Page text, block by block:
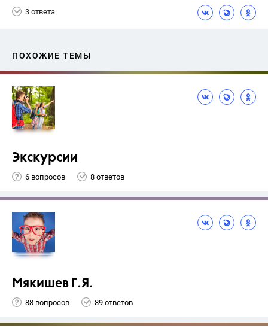
3 ответа
ПОХОЖИЕ ТЕМЫ
Экскурсии
6 вопросов 8 ответов
Мякишев Г.Я.
88 вопросов 89 ответов